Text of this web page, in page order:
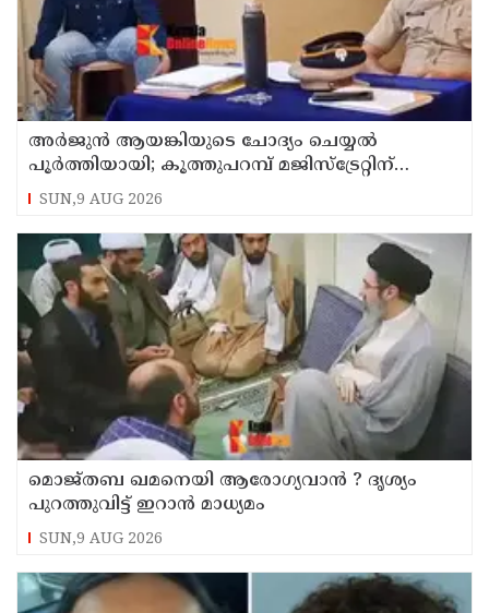
അര്‍ജുന്‍ ആയങ്കിയുടെ ചോദ്യം ചെയ്യല്‍
പൂര്‍ത്തിയായി; കൂത്തുപറമ്പ് മജിസ്ട്രേറ്റിന്
മുൻപില്‍ ഹാജരാക്കും
SUN,9 AUG 2026
മൊജ്തബ ഖമനെയി ആരോഗ്യവാന്‍ ? ദൃശ്യം
പുറത്തുവിട്ട് ഇറാന്‍ മാധ്യമം
SUN,9 AUG 2026